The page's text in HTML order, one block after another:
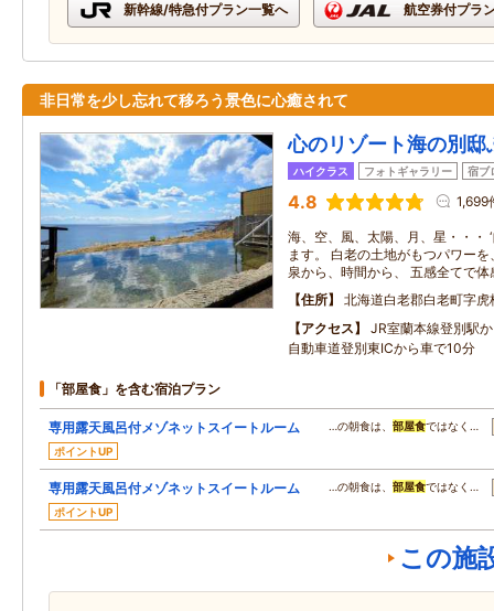
新幹線/特急付プラン一覧へ 航空券付プラ
非日常を少し忘れて移ろう景色に心癒されて
心のリゾート海の別邸
ハイクラス フォトギャラリー 宿ブ
4.8 1,699
海、空、風、太陽、月、星・・・
ます。 白老の土地がもつパワー
泉から、時間から、 五感全てで
住所
北海道白老郡白老町字
アクセス
JR室蘭本線登別駅
自動車道登別東ICから車で10分
「部屋食」を含む宿泊プラン
専用露天風呂付メゾネットスイートルーム
ポイントUP
…の朝食は、 部屋食ではなく…
専用露天風呂付メゾネットスイートルーム
ポイントUP
…の朝食は、 部屋食ではなく…
この施